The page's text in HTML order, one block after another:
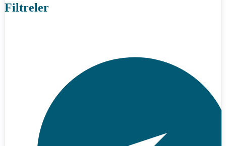
Filtreler